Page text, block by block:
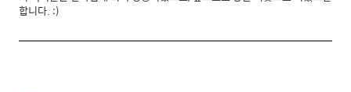
합니다. :)